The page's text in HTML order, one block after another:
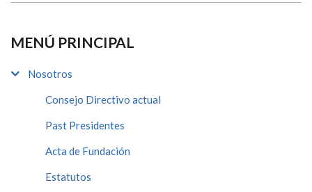
MENÚ PRINCIPAL
Nosotros
Consejo Directivo actual
Past Presidentes
Acta de Fundación
Estatutos